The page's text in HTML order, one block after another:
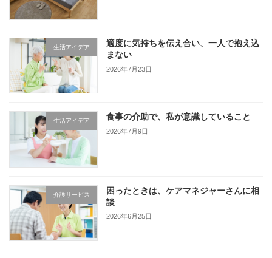
生活アイデア
適度に気持ちを伝え合い、一人で抱え込
まない
2026年7月23日
生活アイデア 食事の介助で、私が意識していること
2026年7月9日
介護サービス
困ったときは、ケアマネジャーさんに相
談
2026年6月25日